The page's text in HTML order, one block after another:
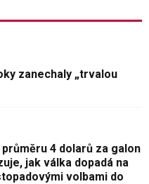
zanechaly „trvalou
4 dolarů za galon
jak válka dopadá na
volbami do